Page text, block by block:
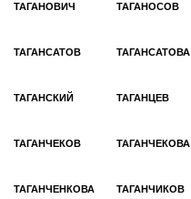
ТАГАНОВИЧ ТАГАНОСОВ
ТАГАНСАТОВ ТАГАНСАТОВА
ТАГАНСКИЙ ТАГАНЦЕВ
ТАГАНЧЕКОВ ТАГАНЧЕКОВА
ТАГАНЧЕНКОВА ТАГАНЧИКОВ